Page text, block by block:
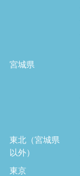
宮城県
東北（宮城県
以外）
東京